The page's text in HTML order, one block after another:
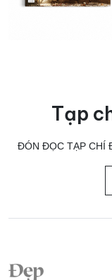
Tạp
ĐÓN ĐỌC TẠP CHÍ